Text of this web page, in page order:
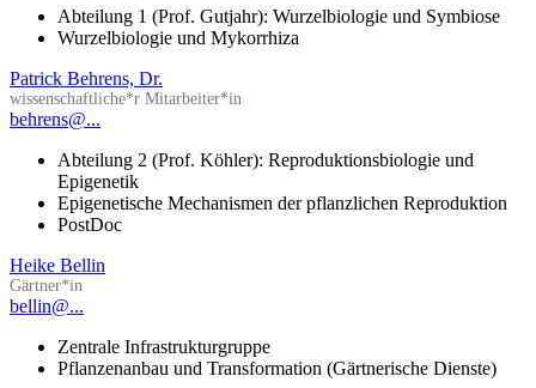
Abteilung 1 (Prof. Gutjahr): Wurzelbiologie und Symbiose
Wurzelbiologie und Mykorrhiza
Patrick Behrens, Dr.
wissenschaftliche*r Mitarbeiter*in
behrens@...
Abteilung 2 (Prof. Köhler): Reproduktionsbiologie und
Epigenetik
Epigenetische Mechanismen der pflanzlichen Reproduktion
PostDoc
Heike Bellin
Gärtner*in
bellin@...
Zentrale Infrastrukturgruppe
Pflanzenanbau und Transformation (Gärtnerische Dienste)